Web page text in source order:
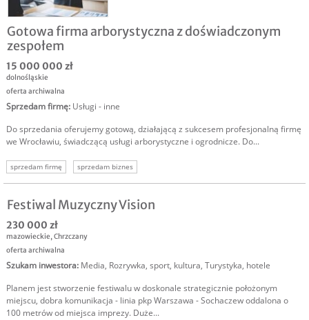
Gotowa firma arborystyczna z doświadczonym
zespołem
15 000 000 zł
dolnośląskie
oferta archiwalna
Sprzedam firmę: Usługi - inne
Do sprzedania oferujemy gotową, działającą z sukcesem profesjonalną firmę
we Wrocławiu, świadczącą usługi arborystyczne i ogrodnicze. Do...
sprzedam firmę sprzedam biznes
Festiwal Muzyczny Vision
230 000 zł
mazowieckie,Chrzczany
oferta archiwalna
Szukam inwestora: Media, Rozrywka, sport, kultura, Turystyka, hotele
Planem jest stworzenie festiwalu w doskonale strategicznie położonym
miejscu, dobra komunikacja - linia pkp Warszawa - Sochaczew oddalona o
100 metrów od miejsca imprezy. Duże...